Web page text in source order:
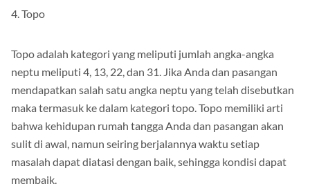
4. Topo
Topo adalah kategori yang meliputi jumlah angka-angka
neptu meliputi 4, 13, 22, dan 31. Jika Anda dan pasangan
mendapatkan salah satu angka neptu yang telah disebutkan
maka termasuk ke dalam kategori topo. Topo memiliki arti
bahwa kehidupan rumah tangga Anda dan pasangan akan
sulit di awal, namun seiring berjalannya waktu setiap
masalah dapat diatasi dengan baik, sehingga kondisi dapat
membaik.